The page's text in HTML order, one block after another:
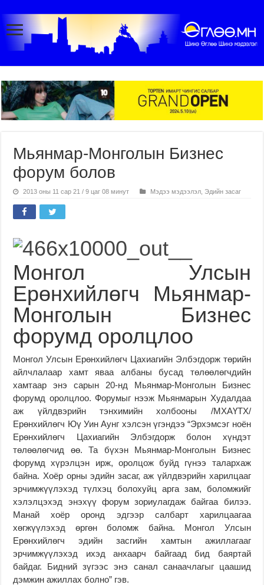
Мьянмар-Монголын Бизнес
форум болов
2013 оны 11 сар 21 / 9 цаг 08 минут Мэдээ мэдээлэл Эдийн засаг
Монгол Улсын
Ерөнхийлөгч Мьянмар-
Монголын Бизнес
форумд оролцлоо
Монгол Улсын Ерөнхийлөгч Цахиагийн Элбэгдорж төрийн
айлчлалаар хамт яваа албаны бусад төлөөлөгчдийн
хамтаар энэ сарын 20-нд Мьянмар-Монголын Бизнес
форумд оролцлоо. Форумыг нээж Мьянмарын Худалдаа
аж үйлдвэрийн тэнхимийн холбооны /МХАҮТХ/
Ерөнхийлөгч Юү Уин Аунг хэлсэн үгэндээ “Эрхэмсэг ноён
Ерөнхийлөгч Цахиагийн Элбэгдорж болон хүндэт
төлөөлөгчид өө. Та бүхэн Мьянмар-Монголын Бизнес
форумд хүрэлцэн ирж, оролцож буйд гүнээ талархаж
байна. Хоёр орны эдийн засаг, аж үйлдвэрийн харилцааг
эрчимжүүлэхэд түлхэц болохуйц арга зам, боломжийг
хэлэлцэхэд энэхүү форум зориулагдаж байгаа билээ.
Манай хоёр оронд эдгээр салбарт харилцаагаа
хөгжүүлэхэд өргөн боломж байна. Монгол Улсын
Ерөнхийлөгч эдийн засгийн хамтын ажиллагааг
эрчимжүүлэхэд ихэд анхаарч байгаад бид баяртай
байдаг. Бидний зүгээс энэ санал санаачлагыг цаашид
дэмжин ажиллах болно” гэв.